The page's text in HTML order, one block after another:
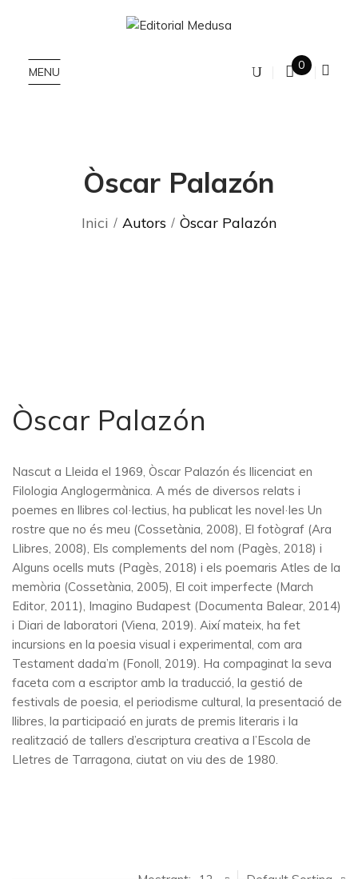
MENU 0
Òscar Palazón
Inici Autors Òscar Palazón
Òscar Palazón
Nascut a Lleida el 1969, Òscar Palazón és llicenciat en
Filologia Anglogermànica. A més de diversos relats i
poemes en llibres col·lectius, ha publicat les novel·les Un
rostre que no és meu (Cossetània, 2008), El fotògraf (Ara
Llibres, 2008), Els complements del nom (Pagès, 2018) i
Alguns ocells muts (Pagès, 2018) i els poemaris Atles de la
memòria (Cossetània, 2005), El coit imperfecte (March
Editor, 2011), Imagino Budapest (Documenta Balear, 2014)
i Diari de laboratori (Viena, 2019). Així mateix, ha fet
incursions en la poesia visual i experimental, com ara
Testament dada’m (Fonoll, 2019). Ha compaginat la seva
faceta com a escriptor amb la traducció, la gestió de
festivals de poesia, el periodisme cultural, la presentació de
llibres, la participació en jurats de premis literaris i la
realització de tallers d’escriptura creativa a l’Escola de
Lletres de Tarragona, ciutat on viu des de 1980.